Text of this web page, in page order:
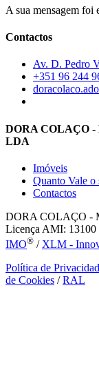
A sua mensagem foi
Contactos
Av. D. Pedro
+351 96 244
DORA COLAÇO
LDA
Imóveis
Quanto Vale o
Contactos
DORA COLAÇO -
Licença AMI: 13100
IMO® / XLM -
Política de
de Cookies /RAL